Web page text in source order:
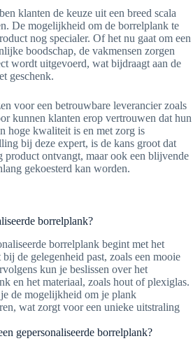
klanten de keuze uit een breed scala
De mogelijkheid om de borrelplank te
nog specialer. Of het nu gaat om een
boodschap, de vakmensen zorgen
wordt uitgevoerd, wat bijdraagt aan de
geschenk.
voor een betrouwbare leverancier zoals
kunnen klanten erop vertrouwen dat hun
hoge kwaliteit is en met zorg is
bij deze expert, is de kans groot dat
product ontvangt, maar ook een blijvende
gekoesterd kan worden.
borrelplank?
borrelplank begint met het
de gelegenheid past, zoals een mooie
kun je beslissen over het
en het materiaal, zoals hout of plexiglas.
de mogelijkheid om je plank
wat zorgt voor een unieke uitstraling
gepersonaliseerde borrelplank?